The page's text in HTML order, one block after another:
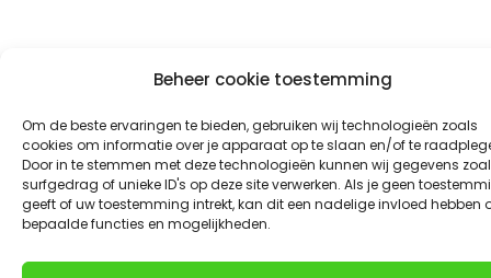
Beheer cookie toestemming
Om de beste ervaringen te bieden, gebruiken wij technologieën zoals
cookies om informatie over je apparaat op te slaan en/of te
Door in te stemmen met deze technologieën kunnen wij gegevens
surfgedrag of unieke ID's op deze site verwerken. Als je geen
geeft of uw toestemming intrekt, kan dit een nadelige invloed hebben
bepaalde functies en mogelijkheden.